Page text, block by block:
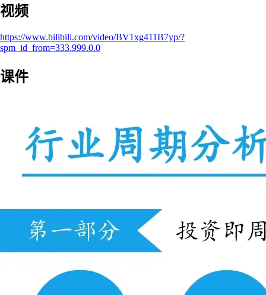
视频
https://www.bilibili.com/video/BV1xg411B7yp/?
spm_id_from=333.999.0.0
课件